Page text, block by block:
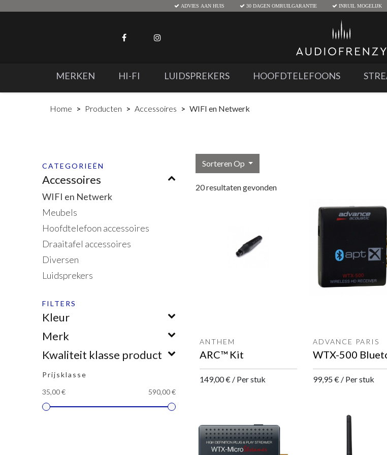
ADVIES AAN HUIS 30 DAGEN OMRUILGARANTIE INRUIL MOGELIJK
MERKEN HI-FI LUIDSPREKERS HOOFDTELEFOONS
Home Producten Accessoires WIFI en Netwerk
CATEGORIEËN
Accessoires
WIFI en Netwerk
Meubels
Hoofdtelefoon accessoires
Draaitafel accessoires
Diversen
Luidsprekers
FILTERS
Kleur
Merk
Kwaliteit klasse product
Prijsklasse
35,00 €
590,00 €
Sorteren Op
20resultaten gevonden
ANTHEM
ARC™ Kit
149,00€ / Per stuk
ADVANCE PARIS
99,95€ / Per stuk